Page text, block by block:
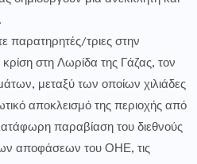
παρατηρητές/τριες στην
στη Λωρίδα της Γάζας, τον
μεταξύ των οποίων χιλιάδες
αποκλεισμό της περιοχής από
παραβίαση του διεθνούς
αποφάσεων του ΟΗΕ, τις